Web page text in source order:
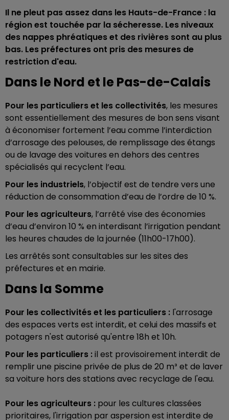
Il ne pleut pas assez dans les Hauts-de-France : la
région est touchée par la sécheresse. Les niveaux
des nappes phréatiques et des rivières sont au plus
bas. Les préfectures ont pris des mesures de
restriction d'eau.
Dans le Nord et le Pas-de-Calais
Pour les particuliers et les collectivités, les mesures
sont essentiellement des mesures de bon sens visant
à économiser fortement l’eau comme l’interdiction
d’arrosage des pelouses, de remplissage des étangs
ou de lavage des voitures en dehors des centres
spécialisés qui recyclent l’eau.
Pour les industriels, l’objectif est de tendre vers une
réduction de consommation d’eau de l’ordre de 10 %.
Pour les agriculteurs, l’arrêté vise des économies
d’eau d’environ 10 % en interdisant l’irrigation pendant
les heures chaudes de la journée (11h00-17h00).
Les arrêtés sont consultables sur les sites des
préfectures et en mairie.
Dans la Somme
Pour les collectivités et les particuliers : l'arrosage
des espaces verts est interdit, et celui des massifs et
potagers n'est autorisé qu'entre 18h et 10h.
Pour les particuliers :il est provisoirement interdit de
remplir une piscine privée de plus de 20 m³ et de laver
sa voiture hors des stations avec recyclage de l'eau.
Pour les agriculteurs : pour les cultures classées
prioritaires, l'irrigation par aspersion est interdite de